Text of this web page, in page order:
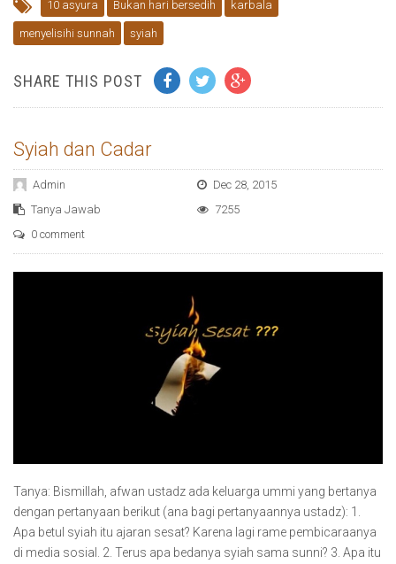
10 asyura Bukan hari bersedih karbala
menyelisihi sunnah syiah
SHARE THIS POST
Syiah dan Cadar
Admin
Dec 28, 2015
Tanya Jawab
7255
0 comment
Tanya: Bismillah, afwan ustadz ada keluarga ummi yang bertanya
dengan pertanyaan berikut (ana bagi pertanyaannya ustadz): 1.
Apa betul syiah itu ajaran sesat? Karena lagi rame pembicaraanya
di media sosial. 2. Terus apa bedanya syiah sama sunni? 3. Apa itu